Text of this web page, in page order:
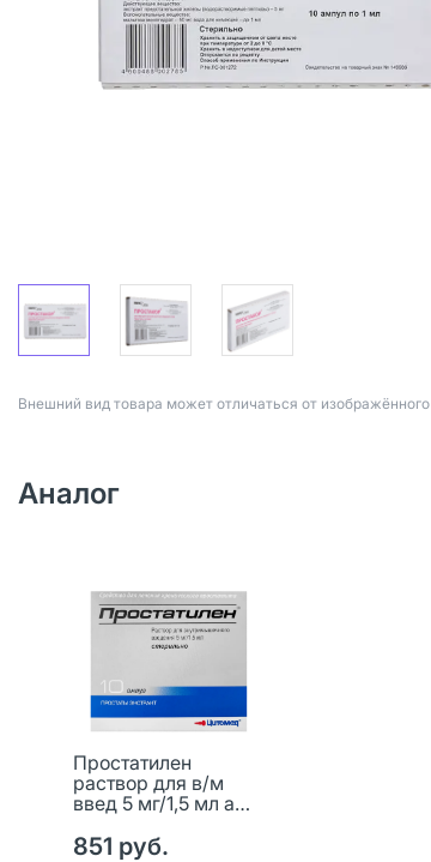
Bнешний вид товара может отличаться от изображённого
Аналог
Простатилен
раствор для в/м
введ 5 мг/1,5 мл амп
851 руб.